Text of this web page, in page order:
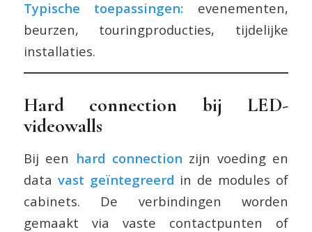
Typische toepassingen: evenementen,
beurzen, touringproducties, tijdelijke
installaties.
Hard connection bij LED-
videowalls
Bij een hard connection zijn voeding en
data vast geïntegreerd in de modules of
cabinets. De verbindingen worden
gemaakt via vaste contactpunten of